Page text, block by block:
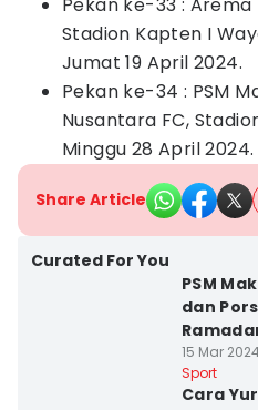
Stadion Kapten I
Jumat 19 April 2024.
Pekan ke-34 : PSM
Nusantara FC,
Minggu 28 April 2024.
Share Article
Curated For You
PSM
dan
15 Mar
Sport
Cara